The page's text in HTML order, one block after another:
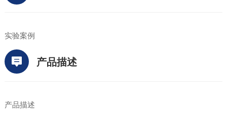
实验案例
产品描述
产品描述